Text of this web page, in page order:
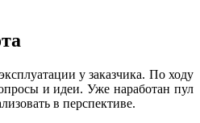
у заказчика. По ходу
и идеи. Уже наработан пул
в перспективе.